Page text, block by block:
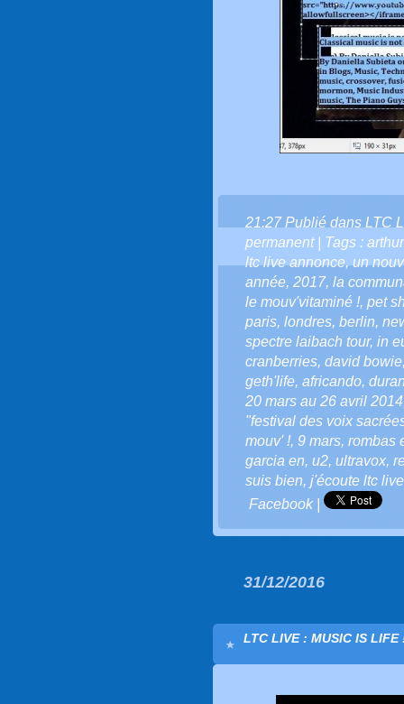
21:27 Publié dans LTC
permanent| Tags :
ltc live annonce,un
année, 2017, la
le mouv'vitaminé !, pet
paris, londres, berlin,
spectre laibach tour, in
cranberries, david bowie
geth'life, africando,
20 mars au 26 avril 2014
"festival des voix
mouv' !, 9 mars, rombas
garcia en, u2, ultravox,
suis bien, j'écoute ltc
Facebook|
31/12/2016
LTC LIVE : MUSIC IS LIFE